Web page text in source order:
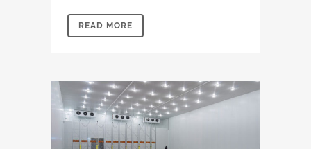
READ MORE